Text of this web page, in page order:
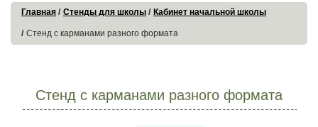
Главная Стенды для школы Кабинет начальной школы
Стенд с карманами разного формата
Стенд с карманами разного формата